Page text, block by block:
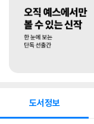
도서정보